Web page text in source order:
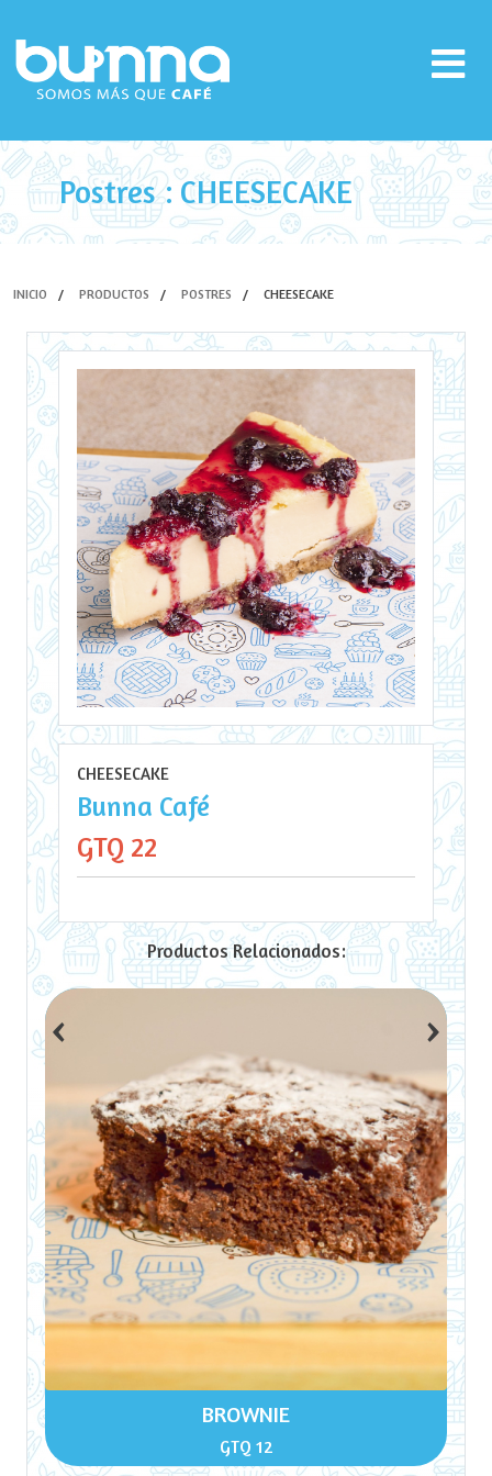
Postres : CHEESECAKE
INICIO PRODUCTOS POSTRES CHEESECAKE
CHEESECAKE
Bunna Café
GTQ 22
Productos Relacionados:
BROWNIE
GTQ 12
‹ ›